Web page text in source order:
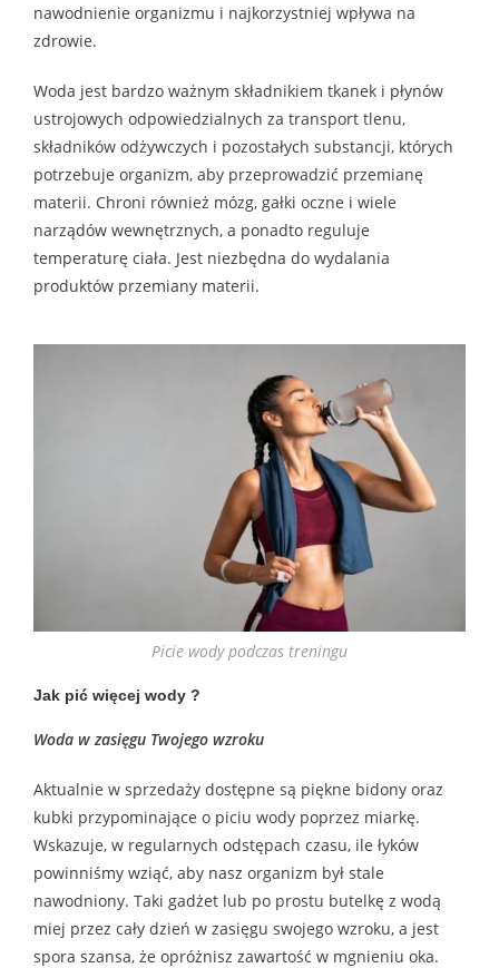
nawodnienie organizmu i najkorzystniej wpływa na
zdrowie.
Woda jest bardzo ważnym składnikiem tkanek i płynów
ustrojowych odpowiedzialnych za transport tlenu,
składników odżywczych i pozostałych substancji, których
potrzebuje organizm, aby przeprowadzić przemianę
materii. Chroni również mózg, gałki oczne i wiele
narządów wewnętrznych, a ponadto reguluje
temperaturę ciała. Jest niezbędna do wydalania
produktów przemiany materii.
Picie wody podczas treningu
Jak pić więcej wody ?
Woda w zasięgu Twojego wzroku
Aktualnie w sprzedaży dostępne są piękne bidony oraz
kubki przypominające o piciu wody poprzez miarkę.
Wskazuje, w regularnych odstępach czasu, ile łyków
powinniśmy wziąć, aby nasz organizm był stale
nawodniony. Taki gadżet lub po prostu butelkę z wodą
miej przez cały dzień w zasięgu swojego wzroku, a jest
spora szansa, że opróżnisz zawartość w mgnieniu oka.